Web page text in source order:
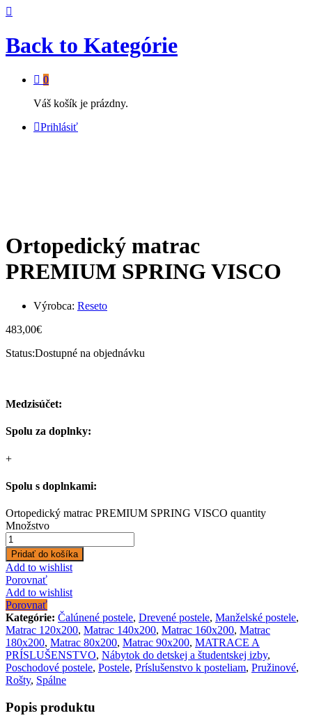
Back to Kategórie
0
Váš košík je prázdny.
Prihlásiť
Ortopedický matrac
PREMIUM SPRING VISCO
Výrobca: Reseto
483,00€
Status:Dostupné na objednávku
Medzisúčet:
Spolu za doplnky:
+
Spolu s doplnkami:
Ortopedický matrac PREMIUM SPRING VISCO quantity
Množstvo
Pridať do košíka
Add to wishlist
Porovnať
Add to wishlist
Porovnať
Kategórie: Čalúnené postele, Drevené postele, Manželské postele,
Matrac 120x200, Matrac 140x200, Matrac 160x200, Matrac
180x200, Matrac 80x200, Matrac 90x200, MATRACE A
PRÍSLUŠENSTVO, Nábytok do detskej a študentskej izby,
Poschodové postele, Postele, Príslušenstvo k posteliam, Pružinové,
Rošty, Spálne
Popis produktu